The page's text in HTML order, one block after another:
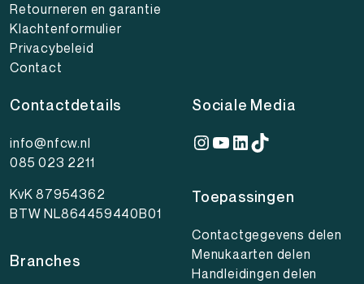
Retourneren en garantie
Klachtenformulier
Privacybeleid
Contact
Contactdetails
info@nfcw.nl
085 023 2211
KvK 87954362
BTW NL864459440B01
Branches
Sociale Media
Instagram
YouTube
LinkedIn
TikTok
Toepassingen
Contactgegevens delen
Menukaarten delen
Handleidingen delen